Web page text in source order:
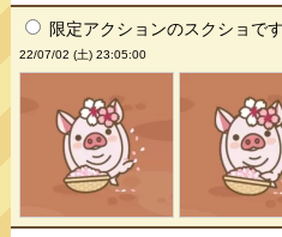
限定アクションのスクショで
22/07/02 (土) 23:05:00